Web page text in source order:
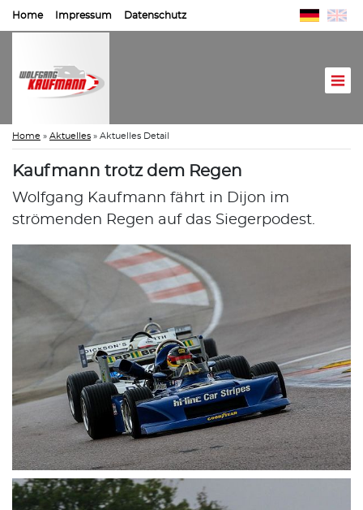
Home Impressum Datenschutz
Home » Aktuelles » Aktuelles Detail
Kaufmann trotz dem Regen
Wolfgang Kaufmann fährt in Dijon im
strömenden Regen auf das Siegerpodest.